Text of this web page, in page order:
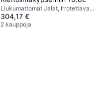
Liukumattomat Jalat, Irrotettava
Kulho, Ajastin
304,17 €
2 kauppoja